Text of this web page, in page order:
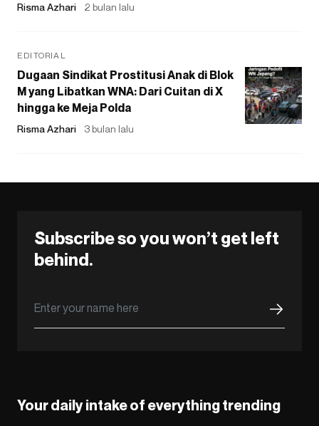
Risma Azhari 2 bulan lalu
EDITORIAL
Dugaan Sindikat Prostitusi Anak di Blok
M yang Libatkan WNA: Dari Cuitan di X
hingga ke Meja Polda
Risma Azhari 3 bulan lalu
Subscribe so you won’t get left
behind.
Your daily intake of everything trending